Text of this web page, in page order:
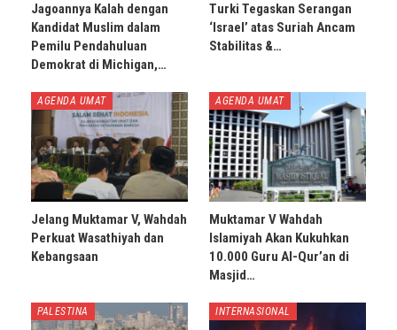
Jagoannya Kalah dengan
Kandidat Muslim dalam
Pemilu Pendahuluan
Demokrat di Michigan,…
Turki Tegaskan Serangan
‘Israel’ atas Suriah Ancam
Stabilitas &…
AGENDA UMAT
Jelang Muktamar V, Wahdah
Perkuat Wasathiyah dan
Kebangsaan
AGENDA UMAT
Muktamar V Wahdah
Islamiyah Akan Kukuhkan
10.000 Guru Al-Qur’an di
Masjid…
PALESTINA INTERNASIONAL